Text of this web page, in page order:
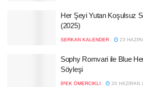
Her Şeyi Yutan Koşulsuz
(2025)
SERKAN KALENDER 23
Sophy Romvari ile Blue
Söyleşi
İPEK ÖMERCIKLI 20 HAZIRAN